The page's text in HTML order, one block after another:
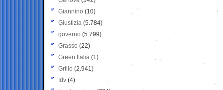
Giannino (10)
Giustizia (5.784)
governo (5.799)
Grasso (22)
Green Italia (1)
Grillo (2.941)
Idv (4)